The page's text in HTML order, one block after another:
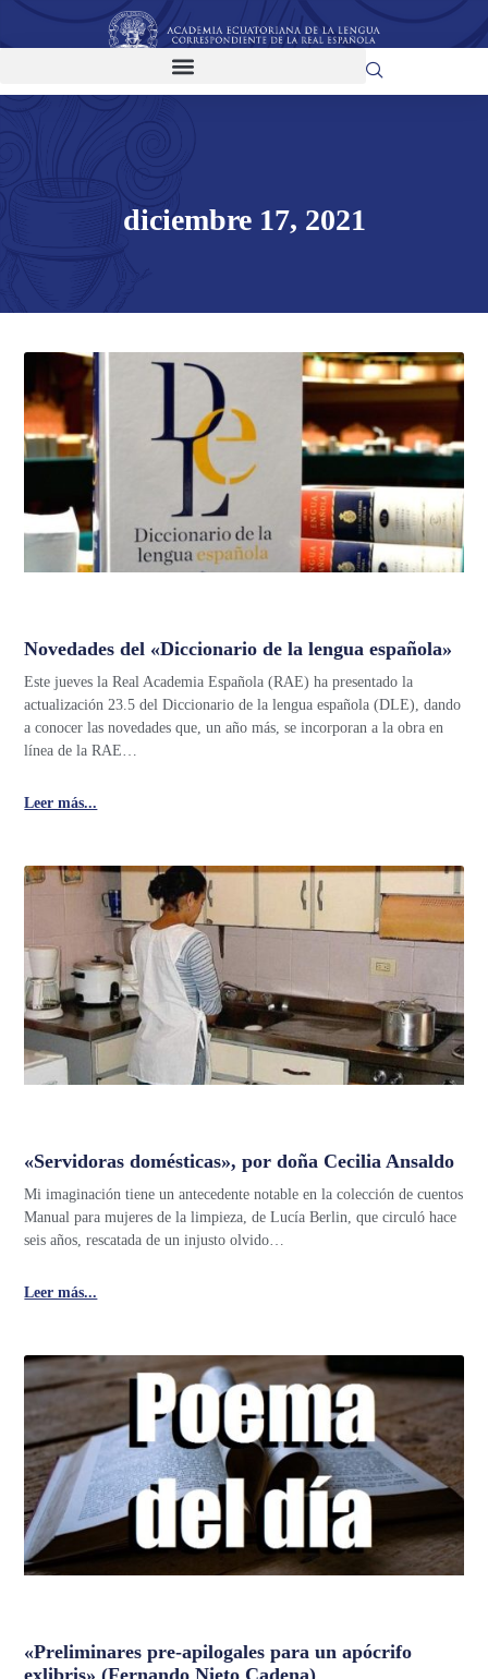
diciembre 17, 2021
Novedades del «Diccionario de la lengua española»
Este jueves la Real Academia Española (RAE) ha presentado la
actualización 23.5 del Diccionario de la lengua española (DLE), dando
a conocer las novedades que, un año más, se incorporan a la obra en
línea de la RAE…
Leer más...
«Servidoras domésticas», por doña Cecilia Ansaldo
Mi imaginación tiene un antecedente notable en la colección de cuentos
Manual para mujeres de la limpieza, de Lucía Berlin, que circuló hace
seis años, rescatada de un injusto olvido…
Leer más...
«Preliminares pre-apilogales para un apócrifo